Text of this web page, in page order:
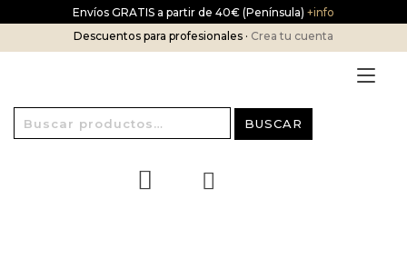
al
contenido
Envíos GRATIS a partir de 40€ (Península) +info
Descuentos para profesionales · Crea tu cuenta
Buscar
por:
BUSCAR